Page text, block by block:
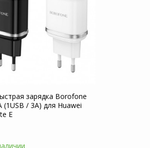
зарядка Borofone
(1USB / 3A) для Huawei
E